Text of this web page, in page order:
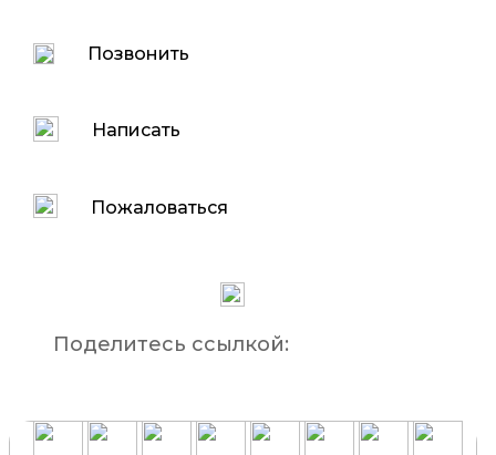
Позвонить
Написать
Пожаловаться
Поделитесь ссылкой: